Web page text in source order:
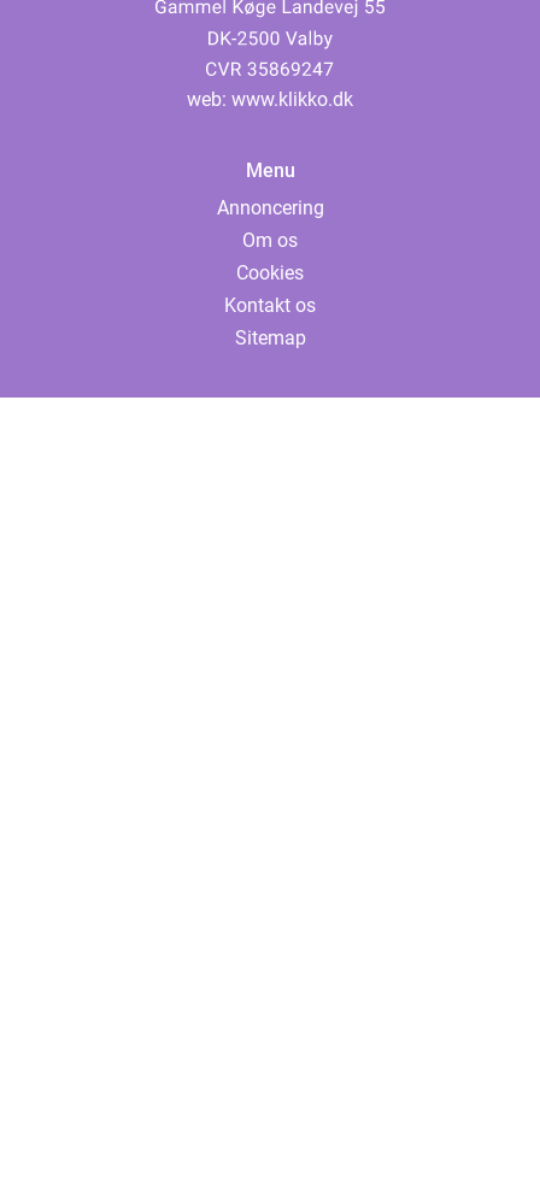
web: www.klikko.dk
Menu
Annoncering
Om os
Cookies
Kontakt os
Sitemap